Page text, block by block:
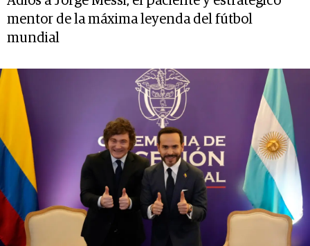
mentor de la máxima leyenda del fútbol
mundial